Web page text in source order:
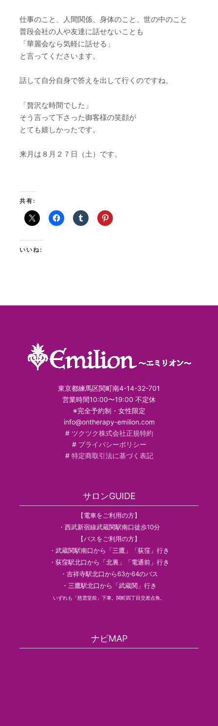
仕事のこと、人間関係、身体のこと、世の中のこと
普段会社の人や友達に話せないことも
「華麗会なら気軽に話せる」
と言ってくださいます。
話して自分自身で答えを出して行くのですね。
「贅沢な時間でした」
そう言って下さった御客様の笑顔が
とても嬉しかったです。
来月は８月２７日（土）です。
共有:
いいね:
東京都練馬区関町南4-14-32-701
営業時間10:00〜19:00 不定休
※完全予約制・女性限定
info@ontherapy-emilion.com
# ツクツク株式会社正規特約
# プライバシーポリシー
# 特定商取引法に基づく表記
サロンGUIDE
【電車をご利用の方】
・西武新宿線武蔵関駅南口徒歩10分
【バスをご利用の方】
・武蔵関駅南口から「三鷹」「荻窪」行き
・荻窪駅北口から「北裏」「電通前」行き
・吉祥寺駅北口から63か64のバス
・三鷹駅北口から「武蔵関」行き
いずれも「慈雲堂前」下車。関町四丁目交差点角。
ナビMAP